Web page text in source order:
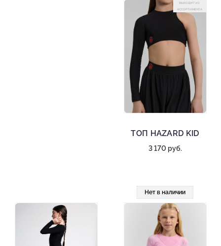
ВЫХОДИТ ИЗ
АССОРТИМЕНТА
ТОП HAZARD KID
3 170 руб.
Нет в наличии